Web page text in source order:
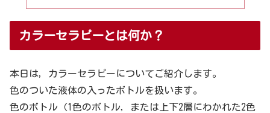
カラーセラピーとは何か？
本日は，カラーセラピーについてご紹介します。
色のついた液体の入ったボトルを扱います。
色のボトル（1色のボトル，または上下2層にわかれた2色